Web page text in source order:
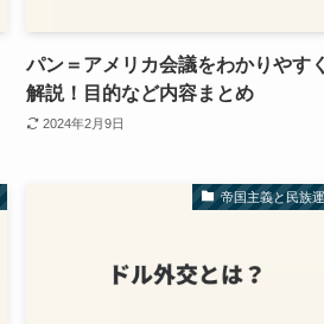
パン＝アメリカ会議をわかりやす
解説！目的など内容まとめ
2024年2月9日
帝国主義と民族